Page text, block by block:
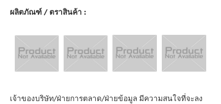
ผลิตภัณฑ์ / ตราสินค้า :
เจ้าของบริษัท/ฝ่ายการตลาด/ฝ่ายข้อมูล มีความสนใจที่จะลง